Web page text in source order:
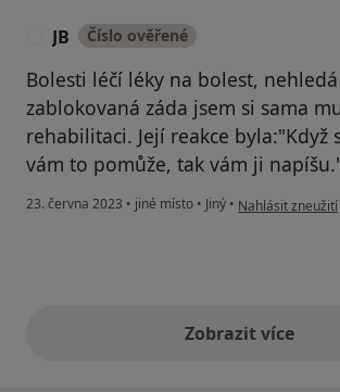
JB Číslo ověřené
Bolesti léčí léky na bolest,
zablokovaná záda jsem si sama
rehabilitaci. Její reakce byla:"Když
vám to pomůže, tak vám ji
23. června 2023 • jiné místo • Jiný • podle názoru
Nahlásit zneužití
Zobrazit více
výše